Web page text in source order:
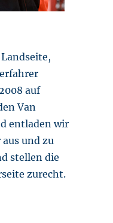
auf
Van
entladen wir
und zu
stellen die
zurecht.